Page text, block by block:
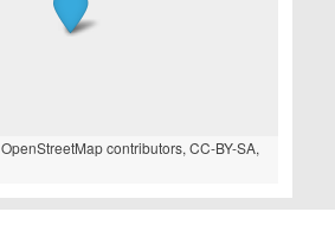
OpenStreetMapcontributors, CC-BY-SA,